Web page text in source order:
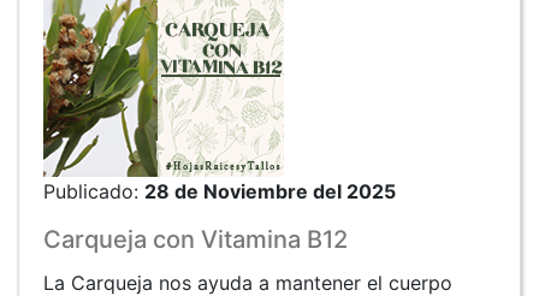
Publicado: 28 de Noviembre del 2025
Carqueja con Vitamina B12
La Carqueja nos ayuda a mantener el cuerpo